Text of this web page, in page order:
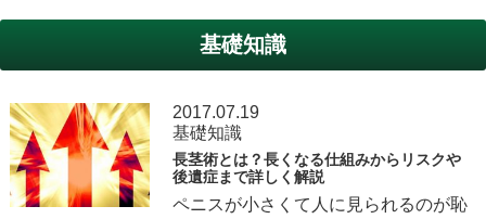
基礎知識
2017.07.19
基礎知識
長茎術とは？長くなる仕組みからリスクや
後遺症まで詳しく解説
ペニスが小さくて人に見られるのが恥